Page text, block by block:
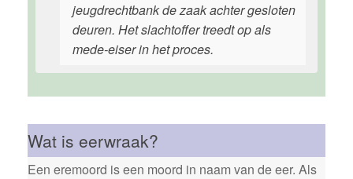
jeugdrechtbank de zaak achter gesloten
deuren. Het slachtoffer treedt op als
mede-eiser in het proces.
Wat is eerwraak?
Een eremoord is een moord in naam van de eer. Als